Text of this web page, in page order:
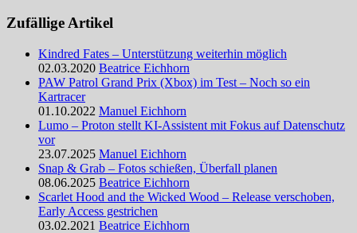
Zufällige Artikel
Kindred Fates – Unterstützung weiterhin möglich
02.03.2020 Beatrice Eichhorn
PAW Patrol Grand Prix (Xbox) im Test – Noch so ein
Kartracer
01.10.2022 Manuel Eichhorn
Lumo – Proton stellt KI-Assistent mit Fokus auf Datenschutz
vor
23.07.2025 Manuel Eichhorn
Snap & Grab – Fotos schießen, Überfall planen
08.06.2025 Beatrice Eichhorn
Scarlet Hood and the Wicked Wood – Release verschoben,
Early Access gestrichen
03.02.2021 Beatrice Eichhorn